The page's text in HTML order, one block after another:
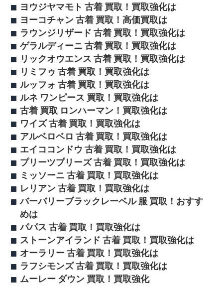
ヨウジヤマモト 古着 買取！買取強化は
ヨーコチャン 古着 買取！高価買取は
ラウンジリザード 古着 買取！買取強化は
ゲラルディーニ 古着 買取！買取強化は
リックオウエンス 古着 買取！買取強化は
リミフゥ 古着 買取！買取強化は
ルッフォ 古着 買取！買取強化は
ルネ ワンピース 買取！買取強化は
古着 買取 ロンハーマン！買取強化は
ワイズ 古着 買取！買取強化は
アルベロベロ 古着 買取！買取強化は
エイココンドウ 古着 買取！買取強化は
プリーツプリーズ 古着 買取！買取強化は
ミッソーニ 古着 買取！買取強化は
レリアン 古着 買取！買取強化は
バーバリーブラックレーベル 服 買取！おすす
めは
パパス 古着 買取！買取強化は
ストーンアイランド 古着 買取！買取強化は
オーラリー 古着 買取！買取強化は
ラフシモンズ 古着 買取！買取強化は
ムーレー ダウン 買取！買取強化